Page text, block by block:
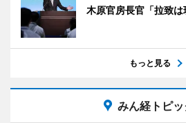
木原官房長官「拉致は
もっと見る
みん経トピ